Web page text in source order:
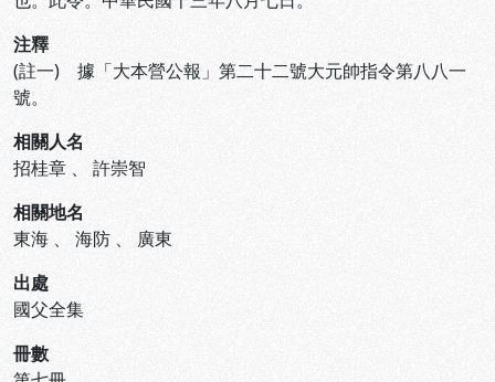
注釋
(註一) 據「大本營公報」第二十二號大元帥指令第八八一
號。
相關人名
招桂章 、 許崇智
相關地名
東海 、 海防 、 廣東
出處
國父全集
冊數